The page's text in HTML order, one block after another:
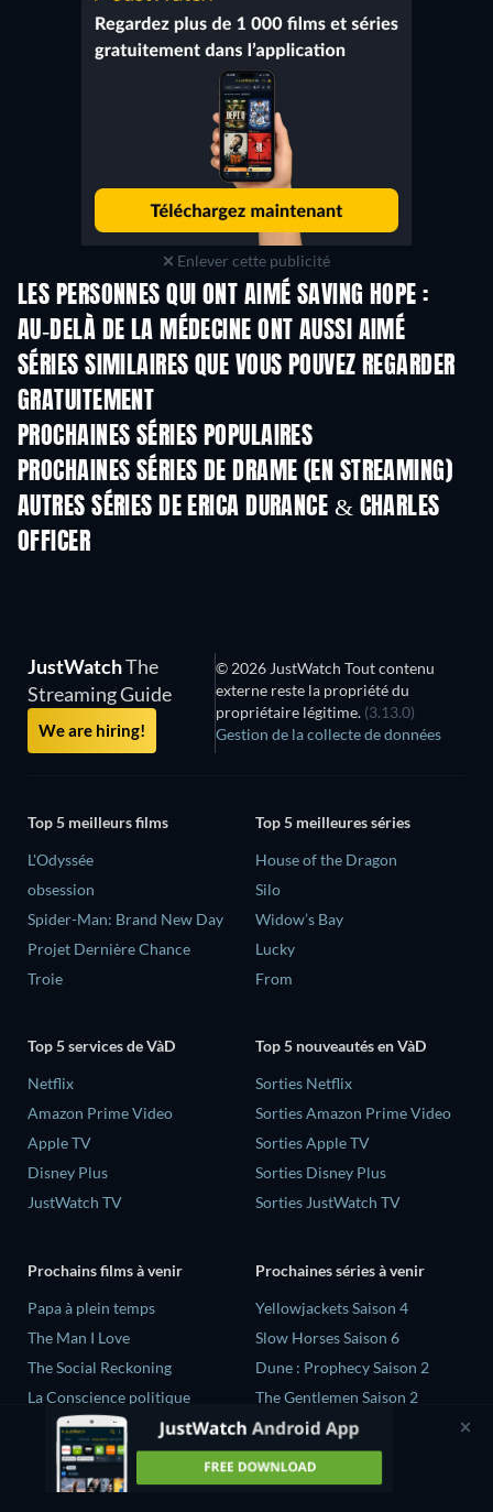
Enlever cette publicité
LES PERSONNES QUI ONT AIMÉ SAVING HOPE :
AU-DELÀ DE LA MÉDECINE ONT AUSSI AIMÉ
Série Série
SÉRIES SIMILAIRES QUE VOUS POUVEZ REGARDER
GRATUITEMENT
PROCHAINES SÉRIES POPULAIRES
Série Série
PROCHAINES SÉRIES DE DRAME (EN STREAMING)
Saison 4 Saison 6
AUTRES SÉRIES DE ERICA DURANCE & CHARLES
OFFICER
JustWatchThe
Streaming Guide
We are hiring!
© 2026 JustWatch Tout contenu
externe reste la propriété du
propriétaire légitime. (3.13.0)
Gestion de la collecte de données
Top 5 meilleurs films
L'Odyssée
obsession
Spider-Man: Brand New Day
Projet Dernière Chance
Troie
Top 5 meilleures séries
House of the Dragon
Silo
Widow’s Bay
Lucky
From
Top 5 services de VàD
Netflix
Amazon Prime Video
Apple TV
Disney Plus
JustWatch TV
Top 5 nouveautés en VàD
Sorties Netflix
Sorties Amazon Prime Video
Sorties Apple TV
Sorties Disney Plus
Sorties JustWatch TV
Prochains films à venir
‎Papa à plein temps
The Man I Love
The Social Reckoning
La Conscience politique
In All My Journeys I Am
Returning
Prochaines séries à venir
Yellowjackets Saison 4
Slow Horses Saison 6
Dune : Prophecy Saison 2
The Gentlemen Saison 2
Love Is Blind: UK Saison 3